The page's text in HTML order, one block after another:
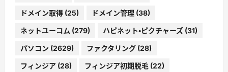
ドメイン取得 (25) ドメイン管理 (38)
ネットユーコム (279) ハピネット・ピクチャーズ (31)
パソコン (2629) ファクタリング (28)
フィンジア (28) フィンジア初期脱毛 (22)